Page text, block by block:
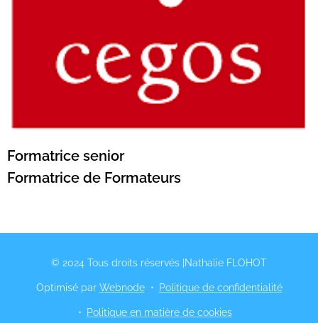
Formatrice senior
Formatrice de Formateurs
© 2024 Tous droits réservés |Nathalie FLOHOT
Optimisé par Webnode Politique de confidentialité
Politique en matière de cookies